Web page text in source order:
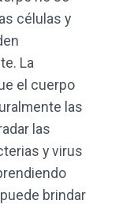
células y
La
el cuerpo
las
las
y virus
brindar